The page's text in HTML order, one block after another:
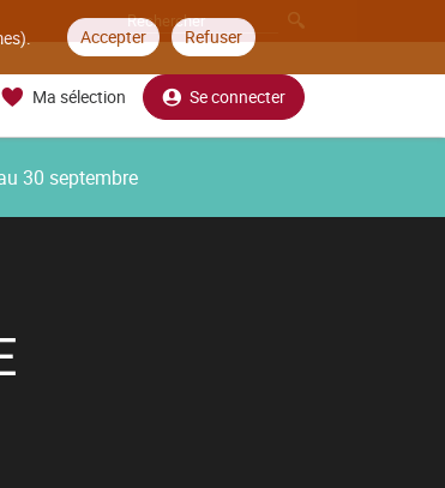
Accepter Refuser
Ma sélection Se connecter
30 septembre